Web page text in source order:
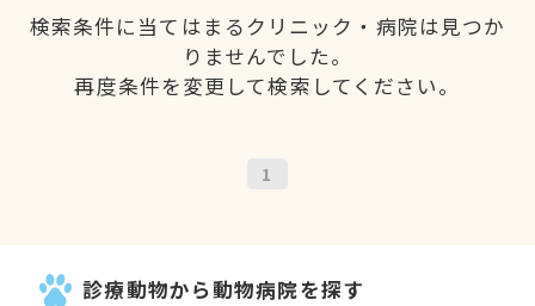
検索条件に当てはまるクリニック・病院は見つか
りませんでした。
再度条件を変更して検索してください。
1
診療動物から動物病院を探す